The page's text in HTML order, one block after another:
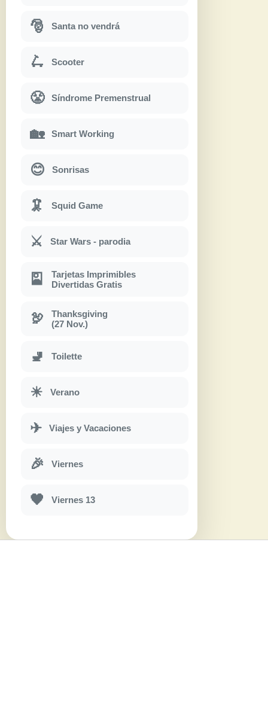
🎅 Santa no vendrá
🛴 Scooter
😤 Síndrome Premenstrual
🏡 Smart Working
😊 Sonrisas
🦑 Squid Game
⚔ Star Wars - parodia
🎴
Tarjetas Imprimibles
Divertidas Gratis
🦃
Thanksgiving
(27 Nov.)
🚽 Toilette
☀ Verano
✈ Viajes y Vacaciones
🎉 Viernes
🖤 Viernes 13